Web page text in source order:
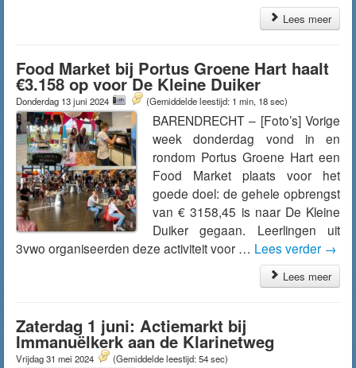
Lees meer
Food Market bij Portus Groene Hart haalt
€3.158 op voor De Kleine Duiker
Donderdag 13 juni 2024 (Gemiddelde leestijd: 1 min, 18 sec)
BARENDRECHT – [Foto’s] Vorige
week donderdag vond in en
rondom Portus Groene Hart een
Food Market plaats voor het
goede doel: de gehele opbrengst
van € 3158,45 is naar De Kleine
Duiker gegaan. Leerlingen uit
3vwo organiseerden deze activiteit voor … Lees verder →
Lees meer
Zaterdag 1 juni: Actiemarkt bij
Immanuëlkerk aan de Klarinetweg
Vrijdag 31 mei 2024 (Gemiddelde leestijd: 54 sec)